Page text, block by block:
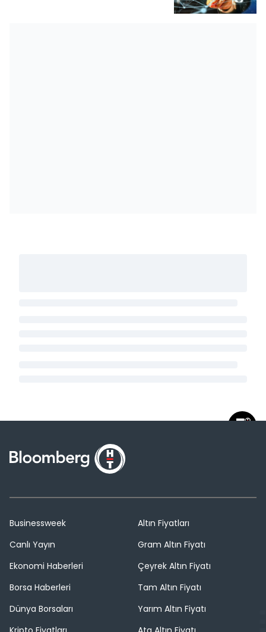
Businessweek
Canlı Yayın
Ekonomi Haberleri
Borsa Haberleri
Dünya Borsaları
Altın Fiyatları
Gram Altın Fiyatı
Çeyrek Altın Fiyatı
Tam Altın Fiyatı
Yarım Altın Fiyatı